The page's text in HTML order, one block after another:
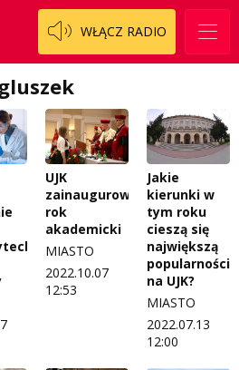
WŁĄCZ RADIO
naszej klasy
NAS TAKŻE NA
UJK
zainaugurowało
rok
akademicki
MIASTO
2022.10.07
12:53
Jakie
kierunki w
tym roku
cieszą się
największą
popularnością
na UJK?
MIASTO
2022.07.13
12:00